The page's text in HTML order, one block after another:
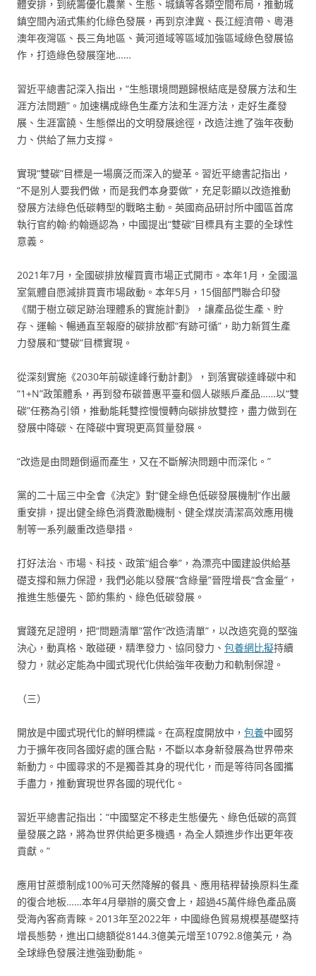
體安排，到統籌優化農業、生態、城鎮等各類空間布局，推動城
鎮空間內涵式集約化綠色發展，再到京津冀、長江經濟帶、粵港
澳年夜灣區、長三角地區、黃河道域等區域加強區域綠色發展協
作，打造綠色發展窪地……
習近平總書記深入指出，“生態環境問題歸根結底是發展方法和生
涯方法問題”。加速構成綠色生產方法和生涯方法，走好生產發
展、生涯富饒、生態傑出的文明發展途徑，改造注進了強年夜動
力、供給了無力支撐。
實現“雙碳”目標是一場廣泛而深入的變革。習近平總書記指出，
“不是別人要我們做，而是我們本身要做”，充足彰顯以改造推動
發展方法綠色低碳轉型的戰略主動。英國商品研討所中國區首席
執行官約翰·約翰遜認為，中國提出“雙碳”目標具有主要的全球性
意義。
2021年7月，全國碳排放權買賣市場正式開市。本年1月，全國溫
室氣體自愿減排買賣市場啟動。本年5月，15個部門聯合印發
《關于樹立碳足跡治理體系的實施計劃》，讓產品從生產、貯
存、運輸、暢通直至報廢的碳排放都“有跡可循”，助力新質生產
力發展和“雙碳”目標實現。
從深刻實施《2030年前碳達峰行動計劃》，到落實碳達峰碳中和
“1+N”政策體系，再到發布碳普惠平臺和個人碳賬戶產品……以“雙
碳”任務為引領，推動能耗雙控慢慢轉向碳排放雙控，盡力做到在
發展中降碳、在降碳中實現更高質量發展。
“改造是由問題倒逼而產生，又在不斷解決問題中而深化。”
黨的二十屆三中全會《決定》對“健全綠色低碳發展機制”作出嚴
重安排，提出健全綠色消費激勵機制、健全煤炭清潔高效應用機
制等一系列嚴重改造舉措。
打好法治、市場、科技、政策“組合拳”，為漂亮中國建設供給基
礎支撐和無力保證，我們必能以發展“含綠量”晉陞增長“含金量”，
推進生態優先、節約集約、綠色低碳發展。
實踐充足證明，把“問題清單”當作“改造清單”，以改造究竟的堅強
決心，動真格、敢碰硬，精準發力、協同發力、 包養網比擬持續
發力，就必定能為中國式現代化供給強年夜動力和軌制保證。
（三）
開放是中國式現代化的鮮明標識。在高程度開放中， 包養中國努
力于擴年夜同各國好處的匯合點，不斷以本身新發展為世界帶來
新動力。中國尋求的不是獨善其身的現代化，而是等待同各國攜
手盡力，推動實現世界各國的現代化。
習近平總書記指出：“中國堅定不移走生態優先、綠色低碳的高質
量發展之路，將為世界供給更多機遇，為全人類進步作出更年夜
貢獻。”
應用甘蔗漿制成100%可天然降解的餐具、應用秸稈替換原料生產
的復合地板……本年4月舉辦的廣交會上，超過45萬件綠色產品廣
受海內客商青睞。2013年至2022年，中國綠色貿易規模基礎堅持
增長態勢，進出口總額從8144.3億美元增至10792.8億美元，為
全球綠色發展注進強勁動能。